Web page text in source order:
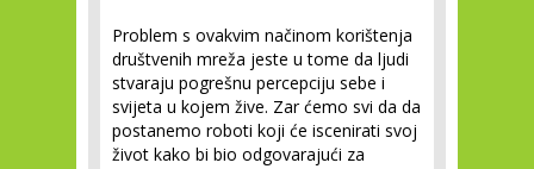
Problem s ovakvim načinom korištenja
društvenih mreža jeste u tome da ljudi
stvaraju pogrešnu percepciju sebe i
svijeta u kojem žive. Zar ćemo svi da da
postanemo roboti koji će iscenirati svoj
život kako bi bio odgovarajući za